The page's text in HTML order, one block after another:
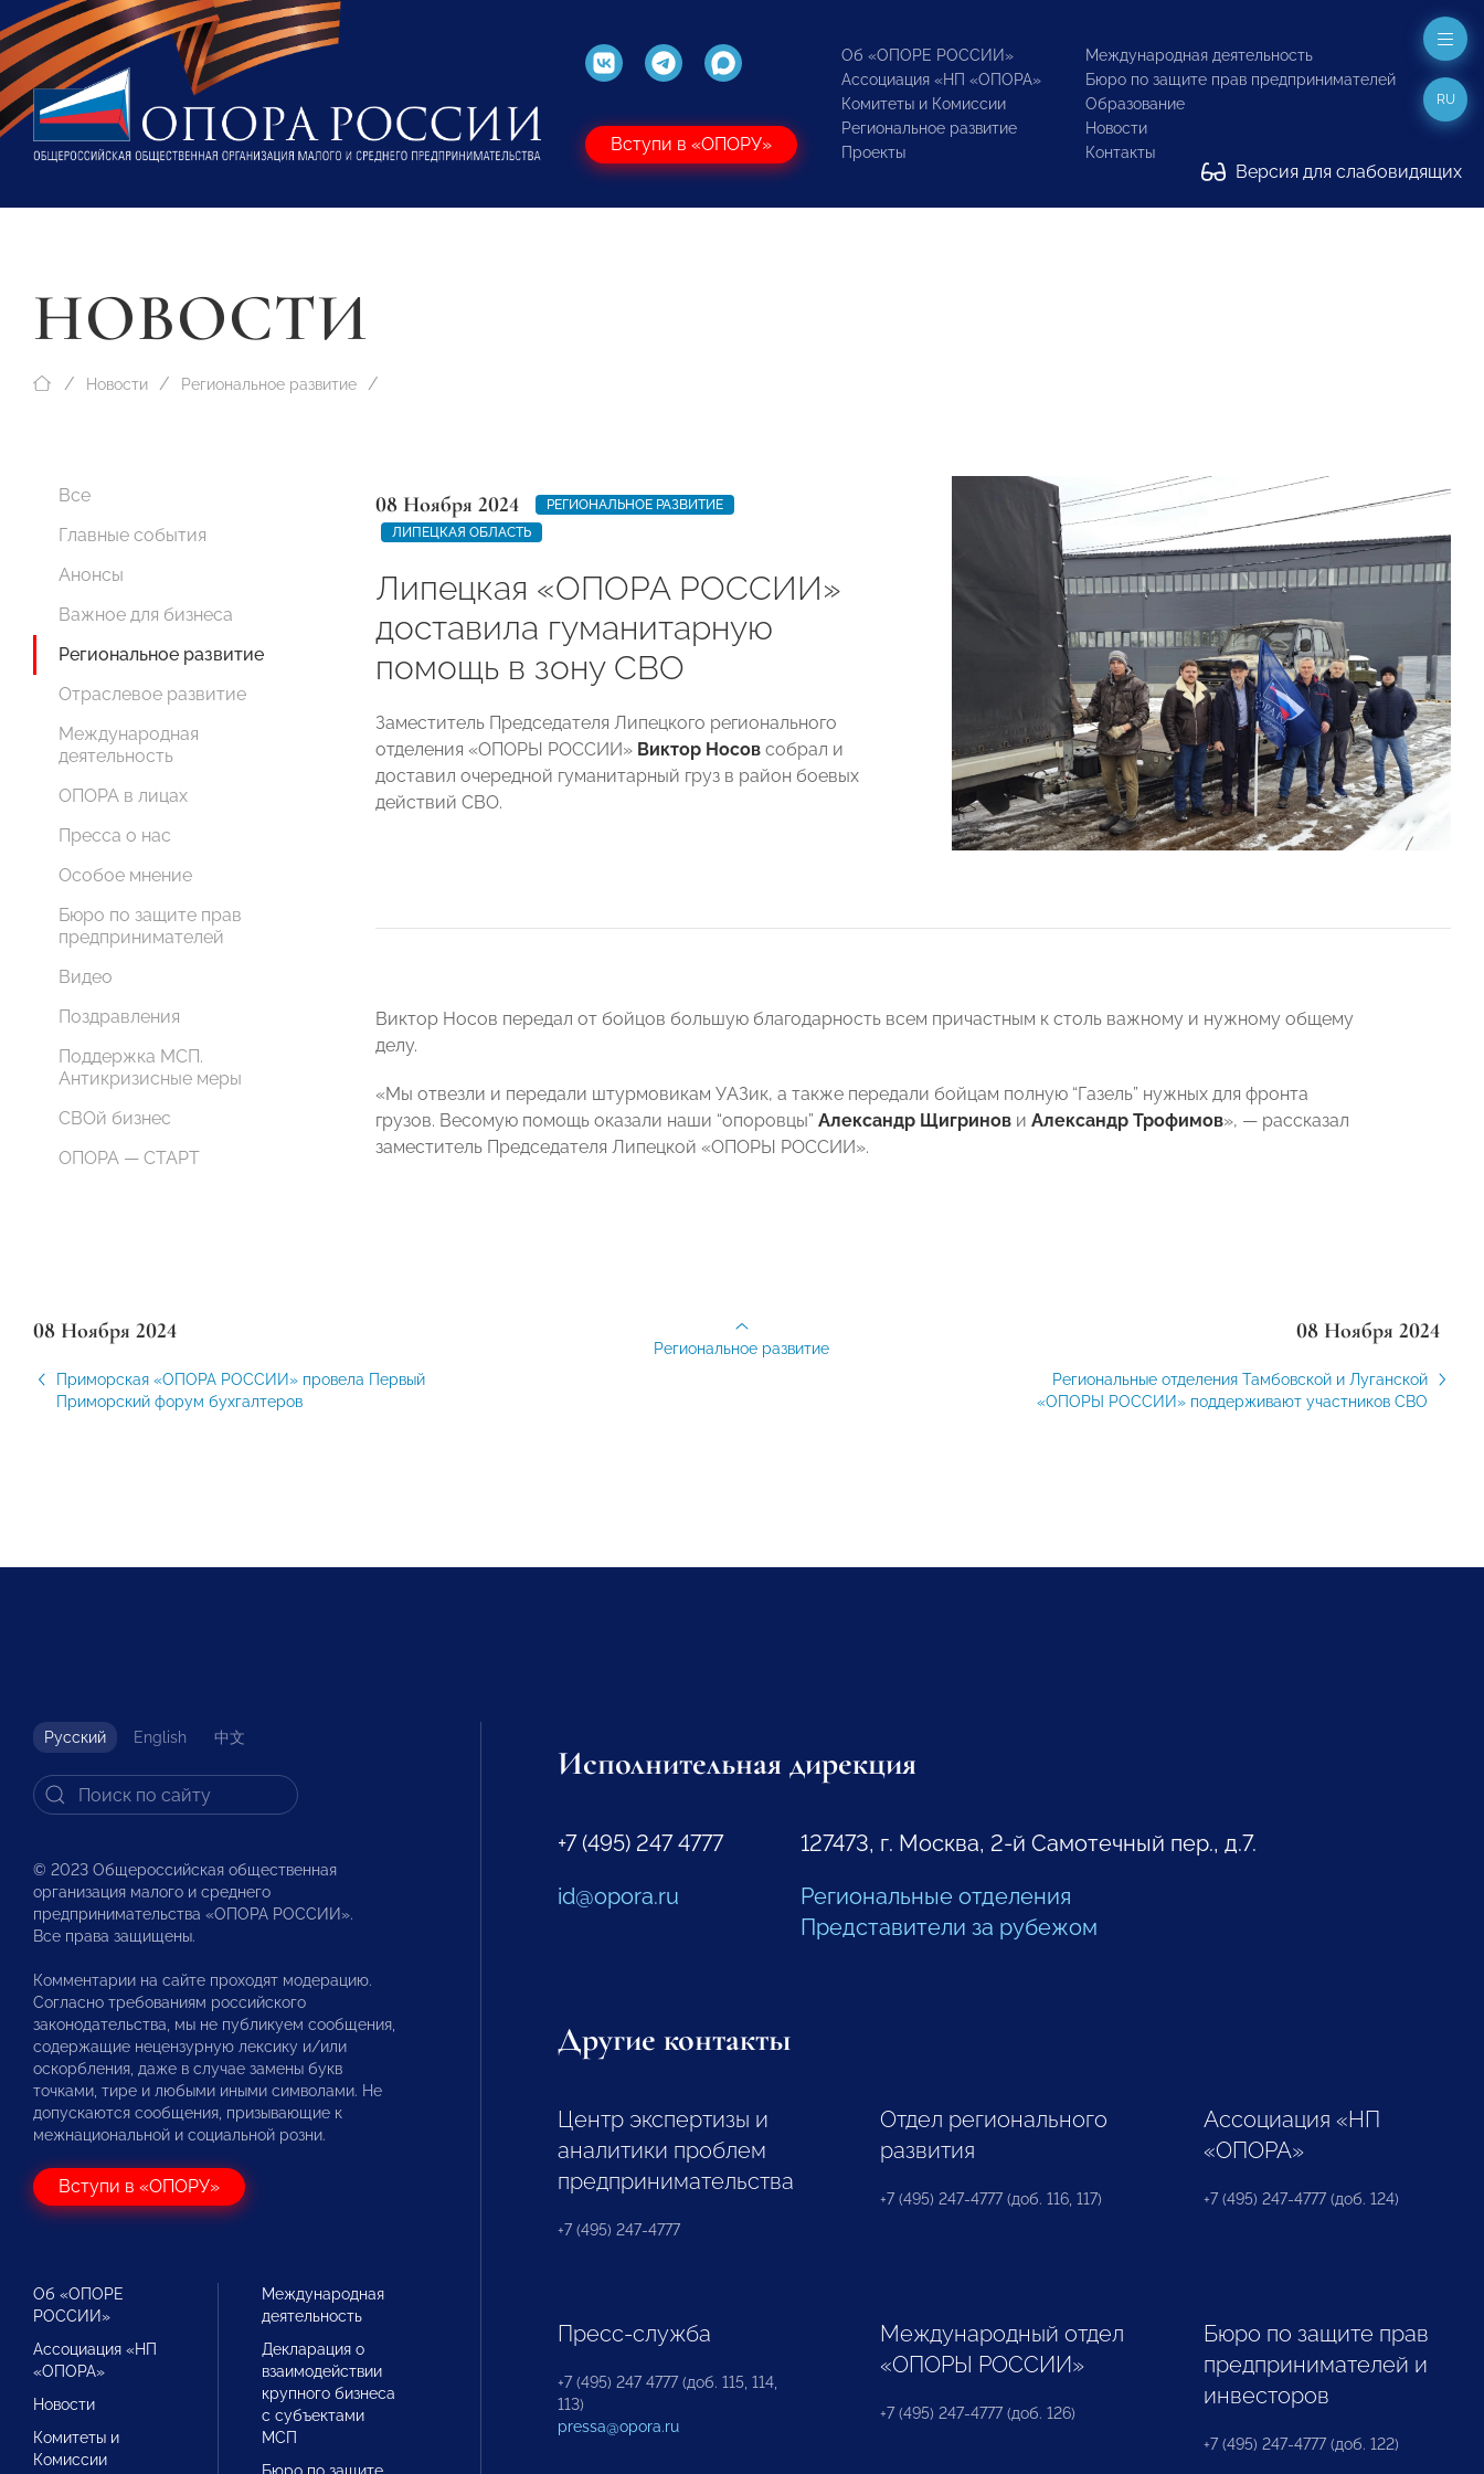
Вступи в «ОПОРУ»
Об «ОПОРЕ РОССИИ»
Ассоциация «НП «ОПОРА»
Комитеты и Комиссии
Региональное развитие
Проекты
Международная деятельность
Бюро по защите прав предпринимателей
Образование
Новости
Контакты
Версия для слабовидящих
RU
НОВОСТИ
Новости Региональное развитие
Все
Главные события
Анонсы
Важное для бизнеса
Региональное развитие
Отраслевое развитие
Международная
деятельность
ОПОРА в лицах
Пресса о нас
Особое мнение
Бюро по защите прав
предпринимателей
Видео
Поздравления
Поддержка МСП.
Антикризисные меры
СВОй бизнес
ОПОРА — СТАРТ
08 Ноября 2024
РЕГИОНАЛЬНОЕ РАЗВИТИЕ
ЛИПЕЦКАЯ ОБЛАСТЬ
Липецкая «ОПОРА РОССИИ»
доставила гуманитарную
помощь в зону СВО
Заместитель Председателя Липецкого регионального
отделения «ОПОРЫ РОССИИ» Виктор Носов собрал и
доставил очередной гуманитарный груз в район боевых
действий СВО.
Виктор Носов передал от бойцов большую благодарность всем причастным к столь важному и нужному общему
делу.
«Мы отвезли и передали штурмовикам УАЗик, а также передали бойцам полную “Газель” нужных для фронта
грузов. Весомую помощь оказали наши “опоровцы” Александр Щигринов и Александр Трофимов», — рассказал
заместитель Председателя Липецкой «ОПОРЫ РОССИИ».
08 Ноября 2024
Приморская «ОПОРА РОССИИ» провела Первый
Приморский форум бухгалтеров
08 Ноября 2024
Региональные отделения Тамбовской и Луганской
«ОПОРЫ РОССИИ» поддерживают участников СВО
Региональное развитие
Русский English 中文
© 2023 Общероссийская общественная
организация малого и среднего
предпринимательства «ОПОРА РОССИИ».
Все права защищены.
Комментарии на сайте проходят модерацию.
Согласно требованиям российского
законодательства, мы не публикуем сообщения,
содержащие нецензурную лексику и/или
оскорбления, даже в случае замены букв
точками, тире и любыми иными символами. Не
допускаются сообщения, призывающие к
межнациональной и социальной розни.
Вступи в «ОПОРУ»
Об «ОПОРЕ
РОССИИ»
Ассоциация «НП
«ОПОРА»
Новости
Комитеты и
Комиссии
Международная
деятельность
Декларация о
взаимодействии
крупного бизнеса
с субъектами
МСП
Исполнительная дирекция
+7 (495) 247 4777
id@opora.ru
127473, г. Москва, 2-й Самотечный пер., д.7.
Региональные отделения
Представители за рубежом
Другие контакты
Центр экспертизы и
аналитики проблем
предпринимательства
+7 (495) 247-4777
Отдел регионального
развития
+7 (495) 247-4777 (доб. 116, 117)
Ассоциация «НП
«ОПОРА»
+7 (495) 247-4777 (доб. 124)
Пресс-служба
+7 (495) 247 4777 (доб. 115, 114,
113)
pressa@opora.ru
Международный отдел
«ОПОРЫ РОССИИ»
+7 (495) 247-4777 (доб. 126)
Бюро по защите прав
предпринимателей и
инвесторов
+7 (495) 247-4777 (доб. 122)